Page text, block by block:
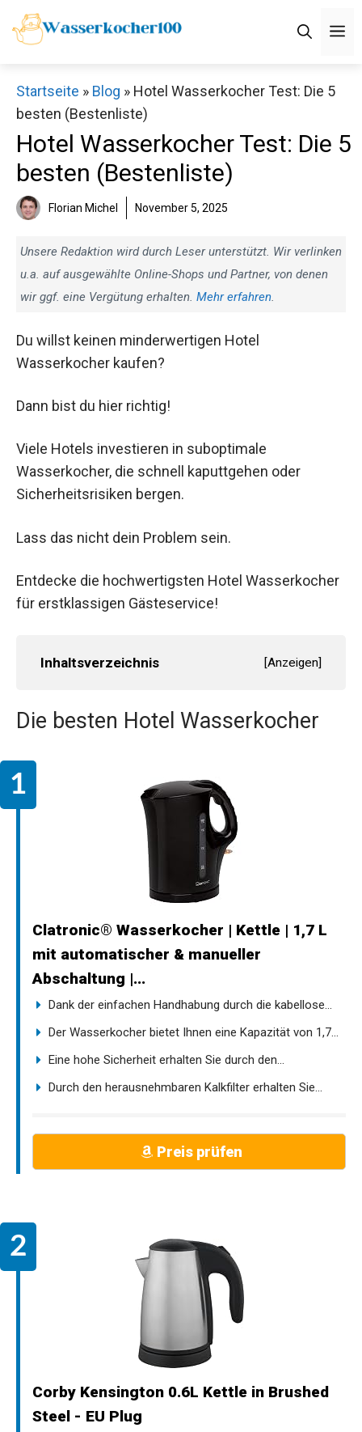
Zum
Inhalt
Startseite » Blog » Hotel Wasserkocher Test: Die 5
besten (Bestenliste)
Hotel Wasserkocher Test: Die 5
besten (Bestenliste)
Florian Michel November 5, 2025
Unsere Redaktion wird durch Leser unterstützt. Wir verlinken
u.a. auf ausgewählte Online-Shops und Partner, von denen
wir ggf. eine Vergütung erhalten. Mehr erfahren.
Du willst keinen minderwertigen Hotel
Wasserkocher kaufen?
Dann bist du hier richtig!
Viele Hotels investieren in suboptimale
Wasserkocher, die schnell kaputtgehen oder
Sicherheitsrisiken bergen.
Lass das nicht dein Problem sein.
Entdecke die hochwertigsten Hotel Wasserkocher
für erstklassigen Gästeservice!
Inhaltsverzeichnis [Anzeigen]
Die besten Hotel Wasserkocher
Clatronic® Wasserkocher | Kettle | 1,7 L
mit automatischer & manueller
Abschaltung |...
Dank der einfachen Handhabung durch die kabellose...
Der Wasserkocher bietet Ihnen eine Kapazität von 1,7...
Eine hohe Sicherheit erhalten Sie durch den...
Durch den herausnehmbaren Kalkfilter erhalten Sie...
Preis prüfen
Corby Kensington 0.6L Kettle in Brushed
Steel - EU Plug